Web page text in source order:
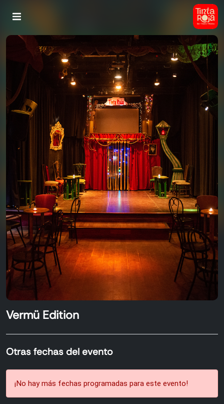
Vermü Edition
Otras fechas del evento
¡No hay más fechas programadas para este evento!